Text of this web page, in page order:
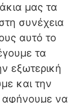
μας τα
συνέχεια
αυτό το
τα
εξωτερική
και την
αφήνουμε να